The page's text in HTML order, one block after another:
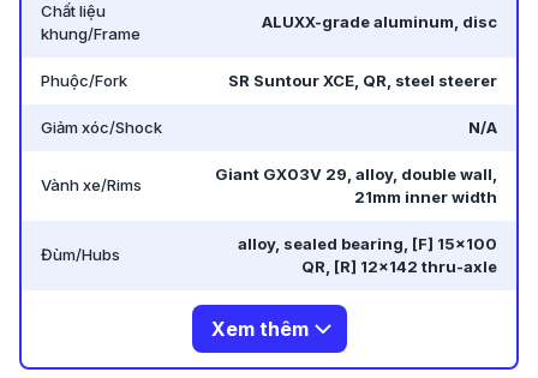
Chất liệu
khung/Frame
ALUXX-grade aluminum, disc
Phuộc/Fork SR Suntour XCE, QR, steel steerer
Giảm xóc/Shock N/A
Vành xe/Rims
Giant GX03V 29, alloy, double wall,
21mm inner width
Đùm/Hubs
alloy, sealed bearing, [F] 15×100
QR, [R] 12×142 thru-axle
Xem thêm